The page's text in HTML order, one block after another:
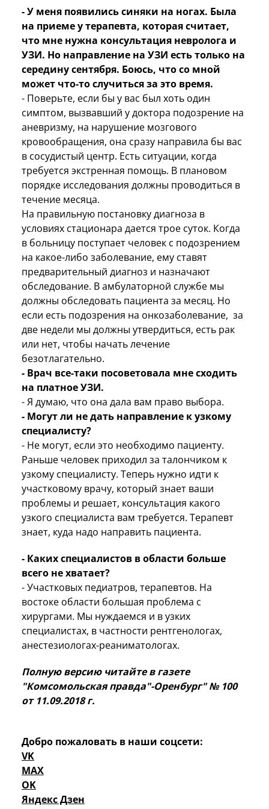
- У меня появились синяки на ногах. Была
на приеме у терапевта, которая считает,
что мне нужна консультация невролога и
УЗИ. Но направление на УЗИ есть только на
середину сентября. Боюсь, что со мной
может что-то случиться за это время.
- Поверьте, если бы у вас был хоть один
симптом, вызвавший у доктора подозрение на
аневризму, на нарушение мозгового
кровообращения, она сразу направила бы вас
в сосудистый центр. Есть ситуации, когда
требуется экстренная помощь. В плановом
порядке исследования должны проводиться в
течение месяца.
На правильную постановку диагноза в
условиях стационара дается трое суток. Когда
в больницу поступает человек с подозрением
на какое-либо заболевание, ему ставят
предварительный диагноз и назначают
обследование. В амбулаторной службе мы
должны обследовать пациента за месяц. Но
если есть подозрения на онкозаболевание, за
две недели мы должны утвердиться, есть рак
или нет, чтобы начать лечение
безотлагательно.
- Врач все-таки посоветовала мне сходить
на платное УЗИ.
- Я думаю, что она дала вам право выбора.
- Могут ли не дать направление к узкому
специалисту?
- Не могут, если это необходимо пациенту.
Раньше человек приходил за талончиком к
узкому специалисту. Теперь нужно идти к
участковому врачу, который знает ваши
проблемы и решает, консультация какого
узкого специалиста вам требуется. Терапевт
знает, куда надо направить пациента.
- Каких специалистов в области больше
всего не хватает?
- Участковых педиатров, терапевтов. На
востоке области большая проблема с
хирургами. Мы нуждаемся и в узких
специалистах, в частности рентгенологах,
анестезиологах-реаниматологах.
Полную версию читайте в газете
"Комсомольская правда"-Оренбург" № 100
от 11.09.2018 г.
Добро пожаловать в наши соцсети:
VK
MAX
OK
Яндекс Дзен